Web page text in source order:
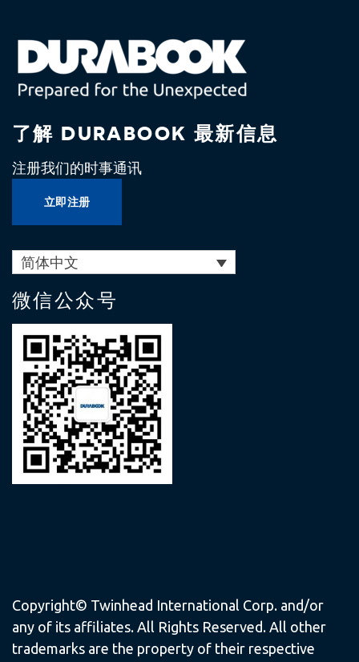
了解 DURABOOK 最新信息
注册我们的时事通讯
立即注册
简体中文
微信公众号
Copyright© Twinhead International Corp. and/or
any of its affiliates. All Rights Reserved. All other
trademarks are the property of their respective